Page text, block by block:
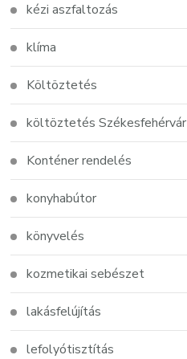
kézi aszfaltozás
klíma
Költöztetés
költöztetés Székesfehérvár
Konténer rendelés
konyhabútor
könyvelés
kozmetikai sebészet
lakásfelújítás
lefolyótisztítás